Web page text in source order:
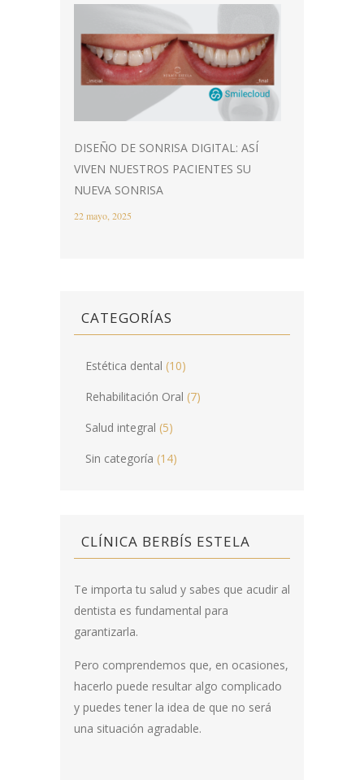
DISEÑO DE SONRISA DIGITAL: ASÍ
VIVEN NUESTROS PACIENTES SU
NUEVA SONRISA
22 mayo, 2025
CATEGORÍAS
Estética dental (10)
Rehabilitación Oral (7)
Salud integral (5)
Sin categoría (14)
CLÍNICA BERBÍS ESTELA
Te importa tu salud y sabes que acudir al
dentista es fundamental para
garantizarla.
Pero comprendemos que, en ocasiones,
hacerlo puede resultar algo complicado
y puedes tener la idea de que no será
una situación agradable.